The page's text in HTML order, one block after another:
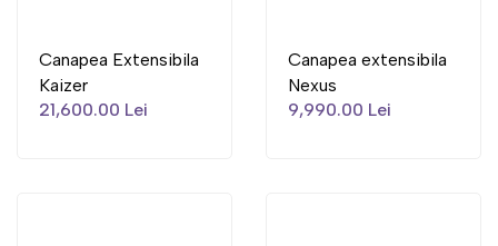
Canapea Extensibila
Kaizer
21,600.00 Lei
Canapea extensibila
Nexus
9,990.00 Lei